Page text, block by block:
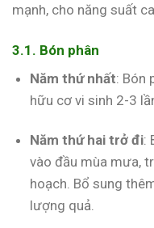
mạnh, cho năng suất
3.1. Bón phân
Năm thứ nhất: Bón
hữu cơ vi sinh 2-3
Năm thứ hai trở đi:
vào đầu mùa mưa,
hoạch. Bổ sung
lượng quả.